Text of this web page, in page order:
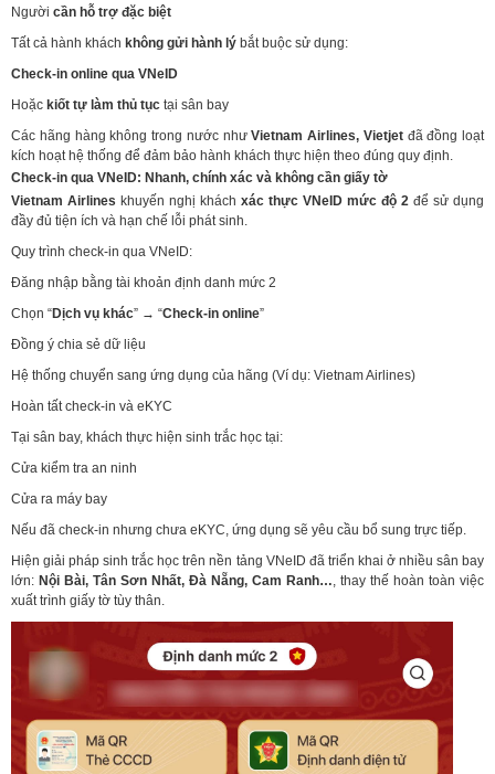
Người cần hỗ trợ đặc biệt
Tất cả hành khách không gửi hành lý bắt buộc sử dụng:
Check-in online qua VNeID
Hoặc kiốt tự làm thủ tục tại sân bay
Các hãng hàng không trong nước nhưVietnam Airlines, Vietjetđã đồng loạt
kích hoạt hệ thống để đảm bảo hành khách thực hiện theo đúng quy định.
Check-in qua VNeID: Nhanh, chính xác và không cần giấy tờ
Vietnam Airlines khuyến nghị khách xác thực VNeID mức độ 2 để sử dụng
đầy đủ tiện ích và hạn chế lỗi phát sinh.
Quy trình check-in qua VNeID:
Đăng nhập bằng tài khoản định danh mức 2
Chọn “Dịch vụ khác” → “Check-in online”
Đồng ý chia sẻ dữ liệu
Hệ thống chuyển sang ứng dụng của hãng (Ví dụ: Vietnam Airlines)
Hoàn tất check-in và eKYC
Tại sân bay, khách thực hiện sinh trắc học tại:
Cửa kiểm tra an ninh
Cửa ra máy bay
Nếu đã check-in nhưng chưa eKYC, ứng dụng sẽ yêu cầu bổ sung trực tiếp.
Hiện giải pháp sinh trắc học trên nền tảng VNeID đã triển khai ở nhiều sân bay
lớn: Nội Bài, Tân Sơn Nhất, Đà Nẵng, Cam Ranh…, thay thế hoàn toàn việc
xuất trình giấy tờ tùy thân.